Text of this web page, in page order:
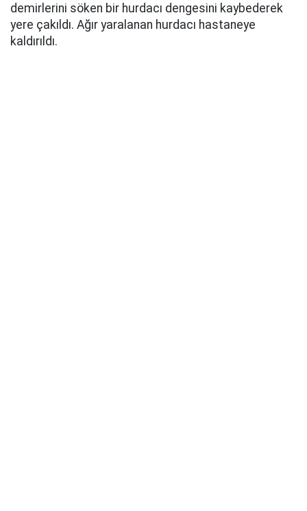
demirlerini söken bir hurdacı dengesini kaybederek
yere çakıldı. Ağır yaralanan hurdacı hastaneye
kaldırıldı.